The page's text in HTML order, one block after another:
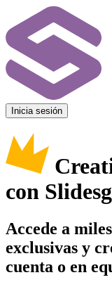
Inicia sesión
con
Accede a
exclusivas y
cuenta o en